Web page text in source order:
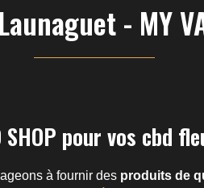
- MY
pour vos cbd
à fournir des produits de